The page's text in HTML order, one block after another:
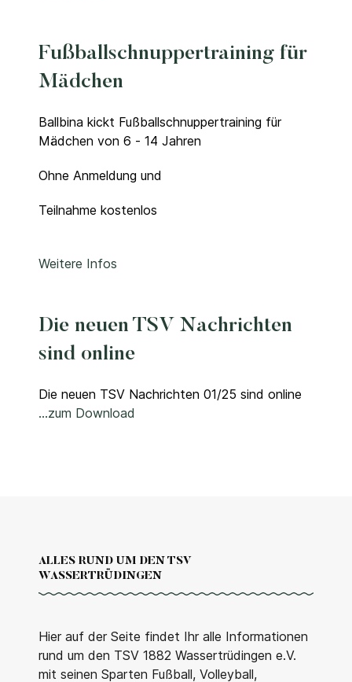
Fußballschnuppertraining für
Mädchen
Ballbina kickt Fußballschnuppertraining für
Mädchen von 6 - 14 Jahren
Ohne Anmeldung und
Teilnahme kostenlos
Weitere Infos
Die neuen TSV Nachrichten
sind online
Die neuen TSV Nachrichten 01/25 sind online
...zum Download
ALLES RUND UM DEN TSV
WASSERTRÜDINGEN
Hier auf der Seite findet Ihr alle Informationen
rund um den TSV 1882 Wassertrüdingen e.V.
mit seinen Sparten Fußball, Volleyball,